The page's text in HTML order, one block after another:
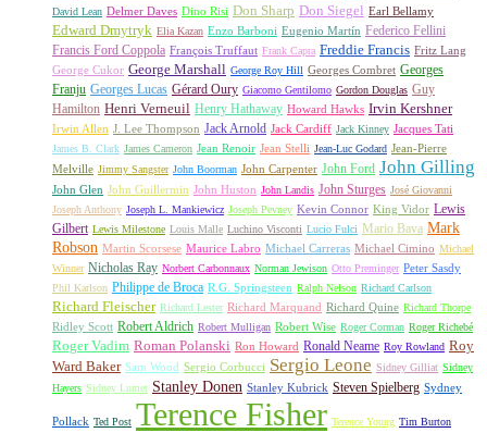
David Lean Delmer Daves Dino Risi Don Sharp Don Siegel Earl Bellamy
Edward Dmytryk Elia Kazan Enzo Barboni Eugenio Martín Federico Fellini
Francis Ford Coppola François Truffaut Frank Capra Freddie Francis Fritz Lang
George Cukor George Marshall George Roy Hill Georges Combret Georges
Franju Georges Lucas Gérard Oury Giacomo Gentilomo Gordon Douglas Guy
Hamilton Henri Verneuil Henry Hathaway Howard Hawks Irvin Kershner
Irwin Allen J. Lee Thompson Jack Arnold Jack Cardiff Jack Kinney Jacques Tati
James B. Clark James Cameron Jean Renoir Jean Stelli Jean-Luc Godard Jean-Pierre
Melville Jimmy Sangster John Boorman John Carpenter John Ford John Gilling
John Glen John Guillermin John Huston John Landis John Sturges José Giovanni
Joseph Anthony Joseph L. Mankiewicz Joseph Pevney Kevin Connor King Vidor Lewis
Gilbert Lewis Milestone Louis Malle Luchino Visconti Lucio Fulci Mario Bava Mark
Robson Martin Scorsese Maurice Labro Michael Carreras Michael Cimino Michael
Winner Nicholas Ray Norbert Carbonnaux Norman Jewison Otto Preminger Peter Sasdy
Phil Karlson Philippe de Broca R.G. Springsteen Ralph Nelson Richard Carlson
Richard Fleischer Richard Lester Richard Marquand Richard Quine Richard Thorpe
Ridley Scott Robert Aldrich Robert Mulligan Robert Wise Roger Corman Roger Richebé
Roger Vadim Roman Polanski Ron Howard Ronald Neame Roy Rowland Roy
Ward Baker Sam Wood Sergio Corbucci Sergio Leone Sidney Gilliat Sidney
Hayers Sidney Lumet Stanley Donen Stanley Kubrick Steven Spielberg Sydney
Pollack Ted Post Terence Fisher Terence Young Tim Burton